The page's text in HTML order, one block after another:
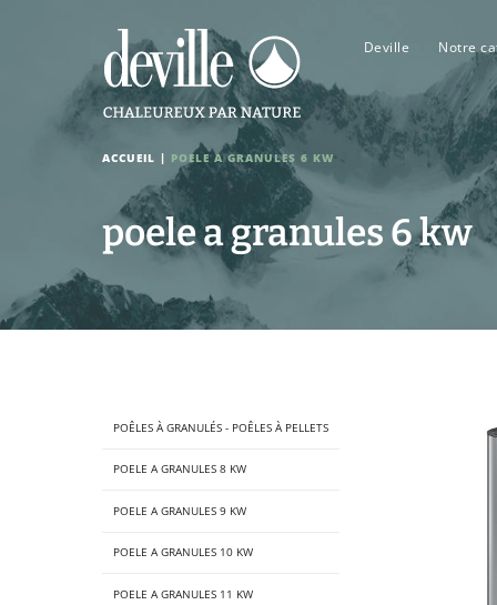
Deville Notre
ACCUEIL | POELE A GRANULES 6 KW
poele a granules 6 kw
POÊLES À GRANULÉS - POÊLES À PELLETS
POELE A GRANULES 8 KW
POELE A GRANULES 9 KW
POELE A GRANULES 10 KW
POELE A GRANULES 11 KW